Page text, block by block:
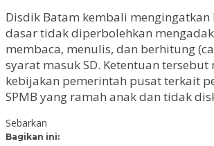
Disdik Batam kembali mengingatkan
dasar tidak diperbolehkan
membaca, menulis, dan berhitung
syarat masuk SD. Ketentuan
kebijakan pemerintah pusat terkait
SPMB yang ramah anak dan tidak
Sebarkan
Bagikan ini: